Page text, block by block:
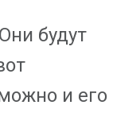
будут
и его